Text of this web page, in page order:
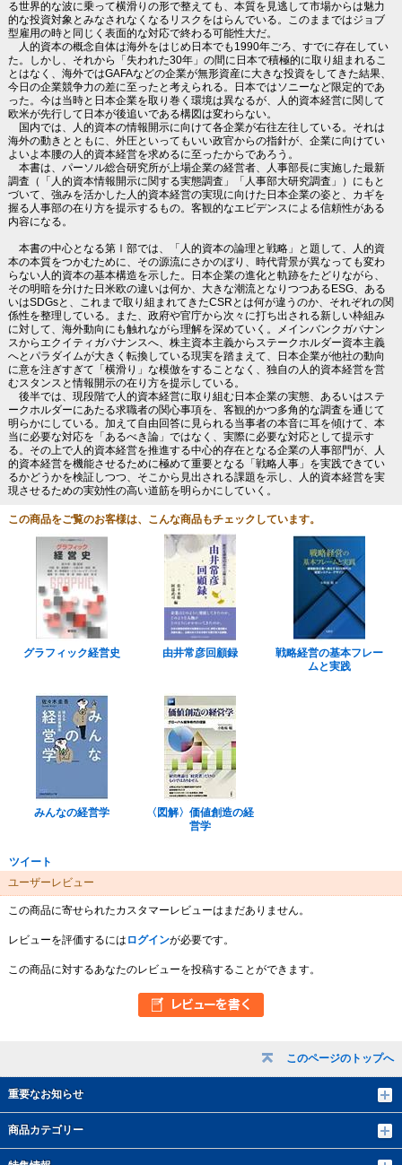
このページのトップへ
重要なお知らせ
商品カテゴリー
る世界的な波に乗って横滑りの形で整えても、本質を見逃して市場からは魅力
的な投資対象とみなされなくなるリスクをはらんでいる。このままではジョブ
型雇用の時と同じく表面的な対応で終わる可能性大だ。
人的資本の概念自体は海外をはじめ日本でも1990年ごろ、すでに存在してい
た。しかし、それから「失われた30年」の間に日本で積極的に取り組まれるこ
とはなく、海外ではGAFAなどの企業が無形資産に大きな投資をしてきた結果、
今日の企業競争力の差に至ったと考えられる。日本ではソニーなど限定的であ
った。今は当時と日本企業を取り巻く環境は異なるが、人的資本経営に関して
欧米が先行して日本が後追いである構図は変わらない。
国内では、人的資本の情報開示に向けて各企業が右往左往している。それは
海外の動きとともに、外圧といってもいい政官からの指針が、企業に向けてい
よいよ本腰の人的資本経営を求めるに至ったからであろう。
本書は、パーソル総合研究所が上場企業の経営者、人事部長に実施した最新
調査（「人的資本情報開示に関する実態調査」「人事部大研究調査」）にもと
づいて、強みを活かした人的資本経営の実現に向けた日本企業の姿と、カギを
握る人事部の在り方を提示するもの。客観的なエビデンスによる信頼性がある
内容になる。
本書の中心となる第Ⅰ部では、「人的資本の論理と戦略」と題して、人的資
本の本質をつかむために、その源流にさかのぼり、時代背景が異なっても変わ
らない人的資本の基本構造を示した。日本企業の進化と軌跡をたどりながら、
その明暗を分けた日米欧の違いは何か、大きな潮流となりつつあるESG、ある
いはSDGsと、これまで取り組まれてきたCSRとは何が違うのか、それぞれの関
係性を整理している。また、政府や官庁から次々に打ち出される新しい枠組み
に対して、海外動向にも触れながら理解を深めていく。メインバンクガバナン
スからエクイティガバナンスへ、株主資本主義からステークホルダー資本主義
へとパラダイムが大きく転換している現実を踏まえて、日本企業が他社の動向
に意を注ぎすぎて「横滑り」な模倣をすることなく、独自の人的資本経営を営
むスタンスと情報開示の在り方を提示している。
後半では、現段階で人的資本経営に取り組む日本企業の実態、あるいはステ
ークホルダーにあたる求職者の関心事項を、客観的かつ多角的な調査を通じて
明らかにしている。加えて自由回答に見られる当事者の本音に耳を傾けて、本
当に必要な対応を「あるべき論」ではなく、実際に必要な対応として提示す
る。その上で人的資本経営を推進する中心的存在となる企業の人事部門が、人
的資本経営を機能させるために極めて重要となる「戦略人事」を実践できてい
るかどうかを検証しつつ、そこから見出される課題を示し、人的資本経営を実
現させるための実効性の高い道筋を明らかにしていく。
この商品をご覧のお客様は、こんな商品もチェックしています。
グラフィック経営史 由井常彦回顧録
戦略経営の基本フレー
ムと実践
みんなの経営学
〈図解〉価値創造の経
営学
ツイート
ユーザーレビュー
この商品に寄せられたカスタマーレビューはまだありません。
レビューを評価するには ログインが必要です。
この商品に対するあなたのレビューを投稿することができます。